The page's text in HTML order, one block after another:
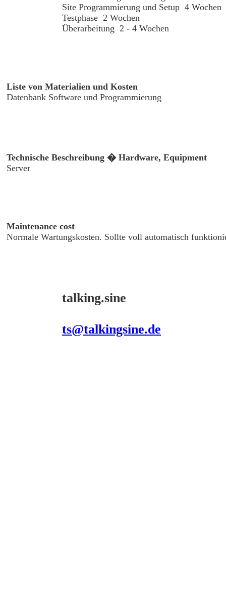
Site Programmierung und Setup 4 Wochen
Testphase 2 Wochen
Überarbeitung 2 - 4 Wochen
Liste von Materialien und Kosten
Datenbank Software und Programmierung
Technische Beschreibung � Hardware, Equipment
Server
Maintenance cost
Normale Wartungskosten. Sollte voll automatisch
talking.sine
ts@talkingsine.de